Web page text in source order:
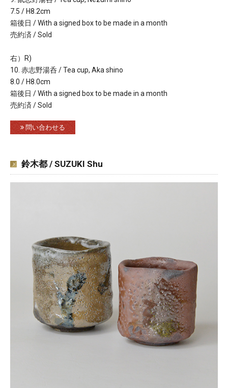
7.5 / H8.2cm
箱後日 / With a signed box to be made in a month
売約済 / Sold
右）R)
10. 赤志野湯呑 / Tea cup, Aka shino
8.0 / H8.0cm
箱後日 / With a signed box to be made in a month
売約済 / Sold
問い合わせる
鈴木都 / SUZUKI Shu